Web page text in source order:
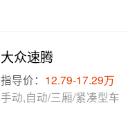
大众速腾
指导价： 12.79-17.29万
手动,自动/三厢/紧凑型车